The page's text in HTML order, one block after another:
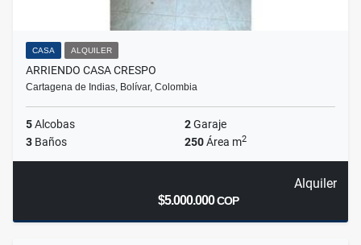
CASA ALQUILER
ARRIENDO CASA CRESPO
Cartagena de Indias, Bolívar, Colombia
5Alcobas 2Garaje
3 Baños 250Área m2
Alquiler
$5.000.000COP